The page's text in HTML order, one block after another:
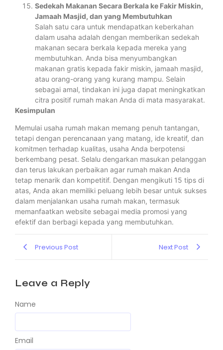
Sedekah Makanan Secara Berkala ke Fakir Miskin,
Jamaah Masjid, dan yang Membutuhkan
Salah satu cara untuk mendapatkan keberkahan
dalam usaha adalah dengan memberikan sedekah
makanan secara berkala kepada mereka yang
membutuhkan. Anda bisa menyumbangkan
makanan gratis kepada fakir miskin, jamaah masjid,
atau orang-orang yang kurang mampu. Selain
sebagai amal, tindakan ini juga dapat meningkatkan
citra positif rumah makan Anda di mata masyarakat.
Kesimpulan
Memulai usaha rumah makan memang penuh tantangan,
tetapi dengan perencanaan yang matang, ide kreatif, dan
komitmen terhadap kualitas, usaha Anda berpotensi
berkembang pesat. Selalu dengarkan masukan pelanggan
dan terus lakukan perbaikan agar rumah makan Anda
tetap menarik dan kompetitif. Dengan mengikuti 15 tips di
atas, Anda akan memiliki peluang lebih besar untuk sukses
dalam menjalankan usaha rumah makan, termasuk
memanfaatkan website sebagai media promosi yang
efektif dan berbagi kepada yang membutuhkan.
Previous Post Next Post
Leave a Reply
Name
Email